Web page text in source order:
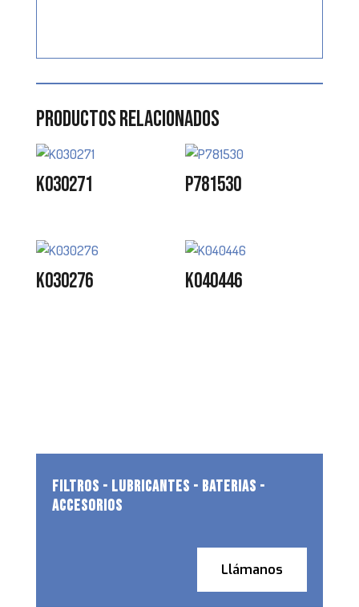
Productos relacionados
K030271 P781530
K030276 K040446
FILTROS - LUBRICANTES - BATERIAS -
ACCESORIOS
Llámanos